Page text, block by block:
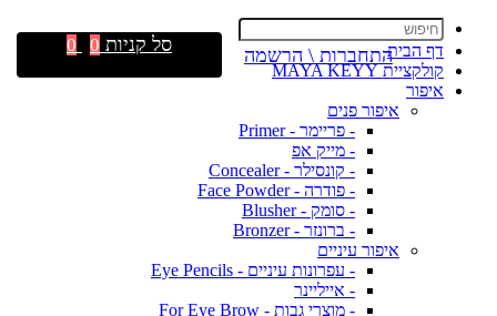
דף הבית
קולקציית MAYA KEYY
איפור
איפור פנים
- פריימר - Primer
- מייק אפ
- קונסילר - Concealer
- פודרה - Face Powder
- סומק - Blusher
- ברונזר - Bronzer
איפור עיניים
- עפרונות עיניים - Eye Pencils
- אייליינר
- מוצרי גבות - For Eye Brow
התחברות \ הרשמה סל קניות 0
0